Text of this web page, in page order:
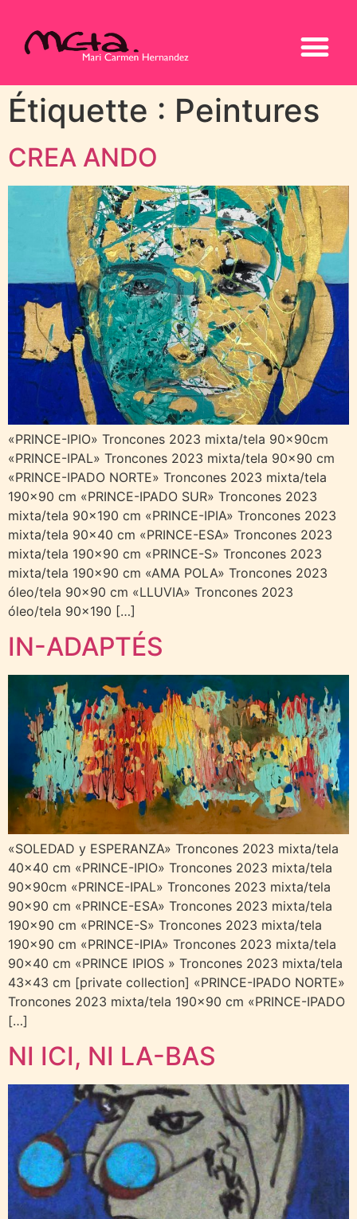
Étiquette : Peintures
CREA ANDO
«PRINCE-IPIO» Troncones 2023 mixta/tela 90x90cm
«PRINCE-IPAL» Troncones 2023 mixta/tela 90×90 cm
«PRINCE-IPADO NORTE» Troncones 2023 mixta/tela
190×90 cm «PRINCE-IPADO SUR» Troncones 2023
mixta/tela 90×190 cm «PRINCE-IPIA» Troncones 2023
mixta/tela 90×40 cm «PRINCE-ESA» Troncones 2023
mixta/tela 190×90 cm «PRINCE-S» Troncones 2023
mixta/tela 190×90 cm «AMA POLA» Troncones 2023
óleo/tela 90×90 cm «LLUVIA» Troncones 2023
óleo/tela 90×190 […]
IN-ADAPTÉS
«SOLEDAD y ESPERANZA» Troncones 2023 mixta/tela
40×40 cm «PRINCE-IPIO» Troncones 2023 mixta/tela
90x90cm «PRINCE-IPAL» Troncones 2023 mixta/tela
90×90 cm «PRINCE-ESA» Troncones 2023 mixta/tela
190×90 cm «PRINCE-S» Troncones 2023 mixta/tela
190×90 cm «PRINCE-IPIA» Troncones 2023 mixta/tela
90×40 cm «PRINCE IPIOS » Troncones 2023 mixta/tela
43×43 cm [private collection] «PRINCE-IPADO NORTE»
Troncones 2023 mixta/tela 190×90 cm «PRINCE-IPADO
[…]
NI ICI, NI LA-BAS